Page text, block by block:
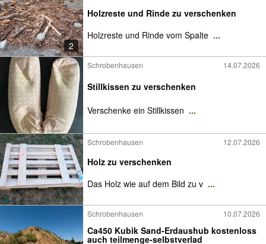
2
Holzreste und Rinde zu verschenken
Holzreste und Rinde vom Spalte ...
Schrobenhausen 14.07.2026
Stillkissen zu verschenken
Verschenke ein Stillkissen ...
Schrobenhausen 12.07.2026
Holz zu verschenken
Das Holz wie auf dem Bild zu v ...
Schrobenhausen 10.07.2026
Ca450 Kubik Sand-Erdaushub kostenloss
auch teilmenge-selbstverlad